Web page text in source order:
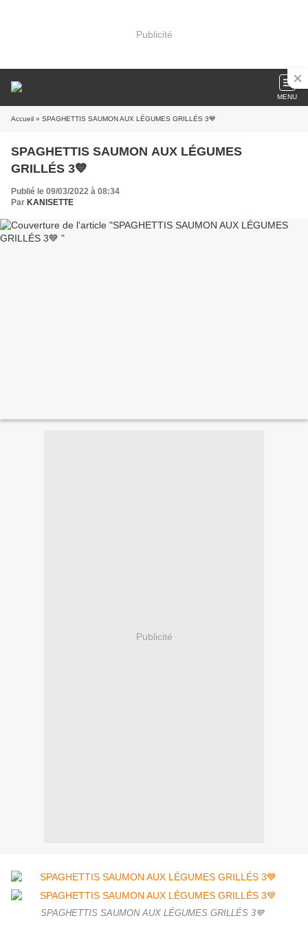
Publicité
MENU
Accueil » SPAGHETTIS SAUMON AUX LÉGUMES GRILLÉS 3💙
SPAGHETTIS SAUMON AUX LÉGUMES
GRILLÉS 3💙
Publié le 09/03/2022 à 08:34
Par KANISETTE
Publicité
SPAGHETTIS SAUMON AUX LÉGUMES GRILLÉS 3💙